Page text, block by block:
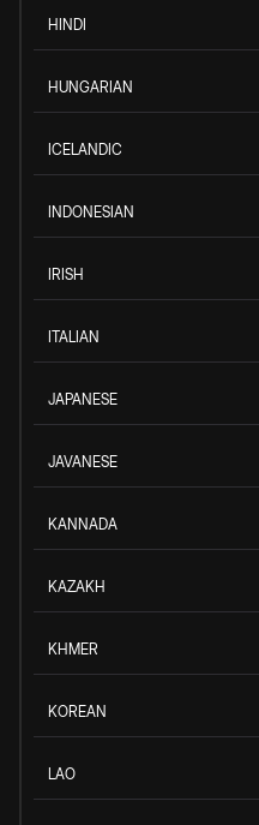
HINDI
HUNGARIAN
ICELANDIC
INDONESIAN
IRISH
ITALIAN
JAPANESE
JAVANESE
KANNADA
KAZAKH
KHMER
KOREAN
LAO